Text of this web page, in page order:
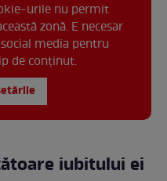
urile nu permit
zonă. E necesar
media pentru
de conținut.
iubitului ei